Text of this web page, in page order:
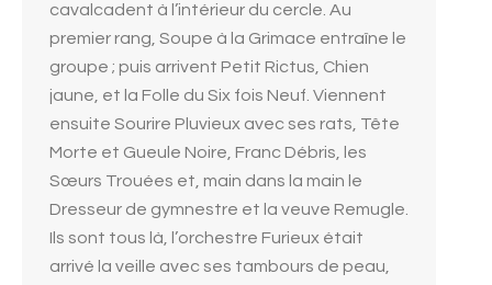
cavalcadent à l’intérieur du cercle. Au
premier rang, Soupe à la Grimace entraîne le
groupe ; puis arrivent Petit Rictus, Chien
jaune, et la Folle du Six fois Neuf. Viennent
ensuite Sourire Pluvieux avec ses rats, Tête
Morte et Gueule Noire, Franc Débris, les
Sœurs Trouées et, main dans la main le
Dresseur de gymnestre et la veuve Remugle.
Ils sont tous là, l’orchestre Furieux était
arrivé la veille avec ses tambours de peau,